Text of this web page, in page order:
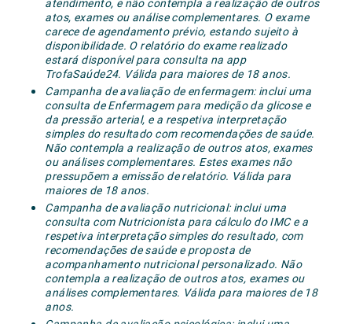
atendimento, e não contempla a realização de outros
atos, exames ou análise complementares. O exame
carece de agendamento prévio, estando sujeito à
disponibilidade. O relatório do exame realizado
estará disponível para consulta na app
TrofaSaúde24. Válida para maiores de 18 anos.
Campanha de avaliação de enfermagem: inclui uma
consulta de Enfermagem para medição da glicose e
da pressão arterial, e a respetiva interpretação
simples do resultado com recomendações de saúde.
Não contempla a realização de outros atos, exames
ou análises complementares. Estes exames não
pressupõem a emissão de relatório. Válida para
maiores de 18 anos.
Campanha de avaliação nutricional: inclui uma
consulta com Nutricionista para cálculo do IMC e a
respetiva interpretação simples do resultado, com
recomendações de saúde e proposta de
acompanhamento nutricional personalizado. Não
contempla a realização de outros atos, exames ou
análises complementares. Válida para maiores de 18
anos.